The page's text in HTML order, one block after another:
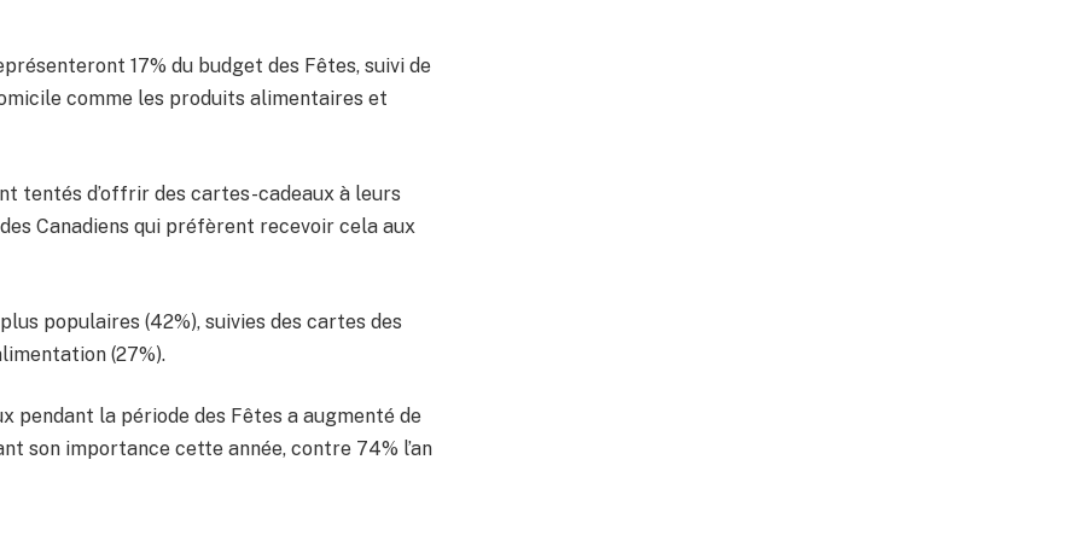
17% du budget des Fêtes, suivi de
comme les produits alimentaires et
tentés d’offrir des cartes-cadeaux à leurs
Canadiens qui préfèrent recevoir cela aux
populaires (42%), suivies des cartes des
(27%).
pendant la période des Fêtes a augmenté de
son importance cette année, contre 74% l’an